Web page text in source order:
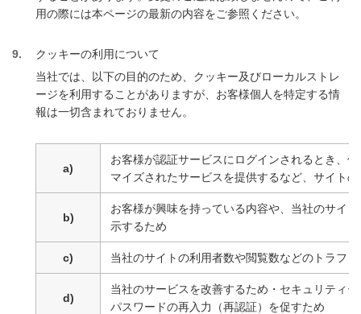
用の際には本ページの最新の内容をご参照ください。
9
クッキーの利用について
当社では、以下の目的のため、クッキー及びローカルストレ
ージを利用することがありますが、お客様個人を特定する情
報は一切含まれておりません。
a)
お客様が認証サービスにログインされるとき、
マイズされたサービスを提供するなど、サイト
b)
お客様が興味を持っている内容や、当社のサイ
示するため
c) 当社のサイトの利用者数や閲覧数などのトラフ
d)
当社のサービスを改善するため・セキュリティ
パスワードの再入力（再認証）を促すため